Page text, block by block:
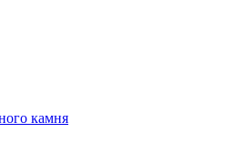
камня